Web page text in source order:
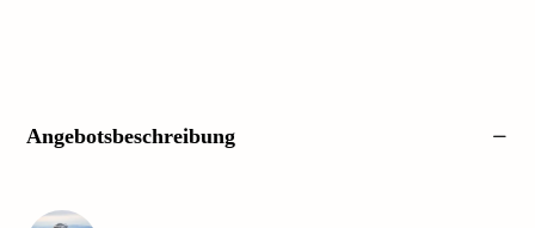
Angebotsbeschreibung